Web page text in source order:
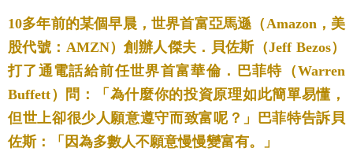
10多年前的某個早晨，世界首富亞馬遜（Amazon，美
股代號：AMZN）創辦人傑夫．貝佐斯（Jeff Bezos）
打了通電話給前任世界首富華倫．巴菲特（Warren
Buffett）問：「為什麼你的投資原理如此簡單易懂，
但世上卻很少人願意遵守而致富呢？」巴菲特告訴貝
佐斯：「因為多數人不願意慢慢變富有。」